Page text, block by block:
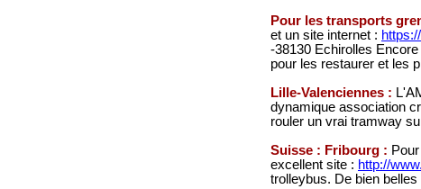
Pour les transports
et un site internet :
-38130 Echirolles
pour les restaurer et les
Lille-Valenciennes :
dynamique association
rouler un vrai tramway
Suisse : Fribourg :
excellent site : http://
trolleybus. De bien belles